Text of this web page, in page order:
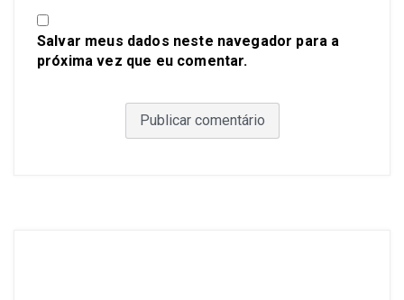
Salvar meus dados neste navegador para a
próxima vez que eu comentar.